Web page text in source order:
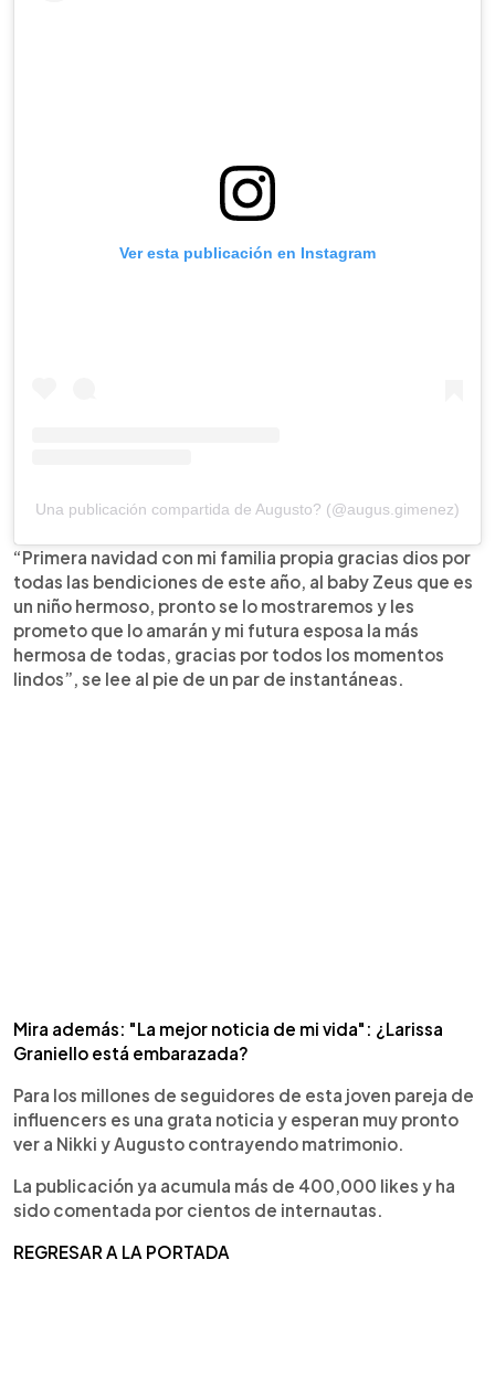
Ver esta publicación en Instagram
Una publicación compartida de Augusto? (@augus.gimenez)
“Primera navidad con mi familia propia gracias dios por
todas las bendiciones de este año, al baby Zeus que es
un niño hermoso, pronto se lo mostraremos y les
prometo que lo amarán y mi futura esposa la más
hermosa de todas, gracias por todos los momentos
lindos”, se lee al pie de un par de instantáneas.
Mira además: "La mejor noticia de mi vida": ¿Larissa
Graniello está embarazada?
Para los millones de seguidores de esta joven pareja de
influencers es una grata noticia y esperan muy pronto
ver a Nikki y Augusto contrayendo matrimonio.
La publicación ya acumula más de 400,000 likes y ha
sido comentada por cientos de internautas.
REGRESAR A LA PORTADA